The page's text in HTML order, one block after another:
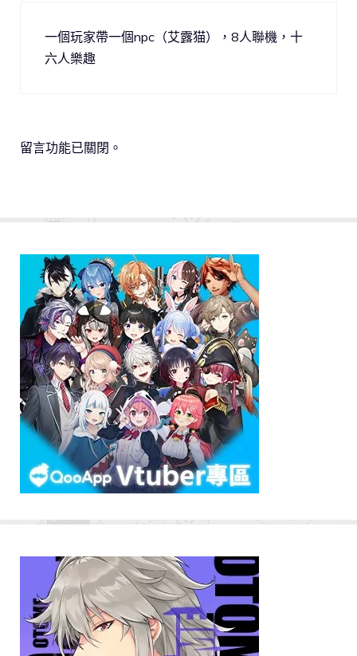
一個玩家帶一個npc（艾露猫），8人聯機，十
六人樂趣
留言功能已關閉。